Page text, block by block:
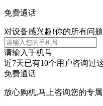
免费通话
对设备感兴趣!你的所有问
请输入手机号
近7天已有10个用户咨询过
免费通话
放心购机,马上咨询您的专